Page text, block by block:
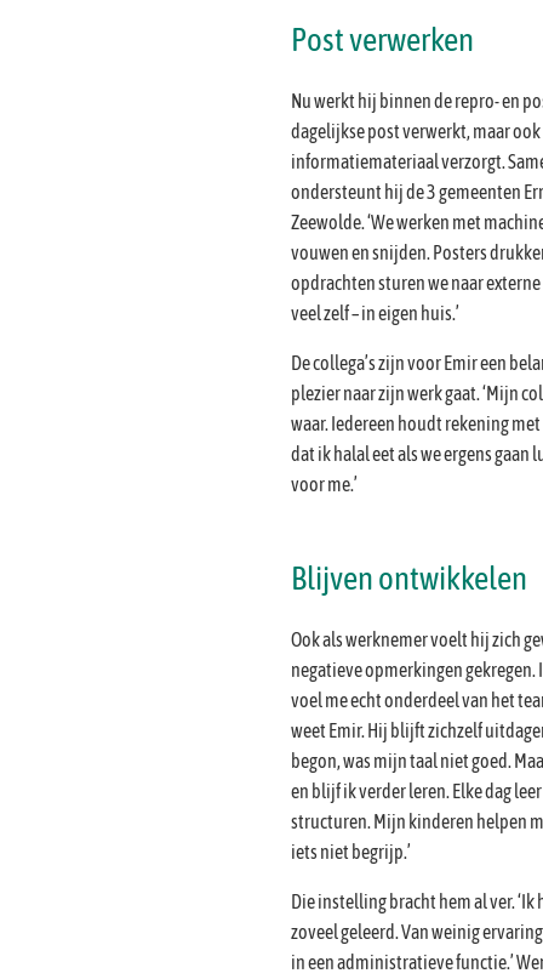
Post verwerken
Nu werkt hij binnen de repro- en
dagelijkse post verwerkt, maar
informatiemateriaal verzorgt.
ondersteunt hij de 3 gemeenten
Zeewolde. ‘We werken met
vouwen en snijden. Posters
opdrachten sturen we naar
veel zelf – in eigen huis.’
De collega’s zijn voor Emir een
plezier naar zijn werk gaat. ‘Mijn
waar. Iedereen houdt rekening
dat ik halal eet als we ergens gaan
voor me.’
Blijven ontwikkelen
Ook als werknemer voelt hij zich
negatieve opmerkingen gekregen.
voel me echt onderdeel van het
weet Emir. Hij blijft zichzelf
begon, was mijn taal niet goed.
en blijf ik verder leren. Elke dag
structuren. Mijn kinderen helpen
iets niet begrijp.’
Die instelling bracht hem al ver.
zoveel geleerd. Van weinig
in een administratieve functie.’